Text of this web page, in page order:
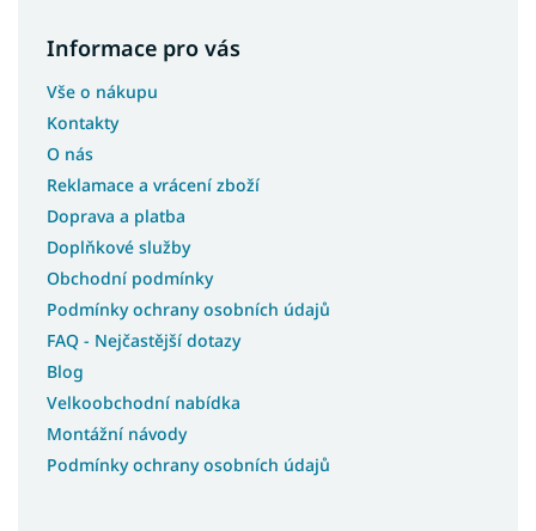
Informace pro vás
Vše o nákupu
Kontakty
O nás
Reklamace a vrácení zboží
Doprava a platba
Doplňkové služby
Obchodní podmínky
Podmínky ochrany osobních údajů
FAQ - Nejčastější dotazy
Blog
Velkoobchodní nabídka
Montážní návody
Podmínky ochrany osobních údajů